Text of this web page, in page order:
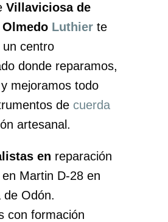
Villaviciosa de
Olmedo Luthierte
centro
donde reparamos,
mejoramos todo
de cuerda
artesanal.
en reparación
Martin D-28 en
de Odón.
con formación